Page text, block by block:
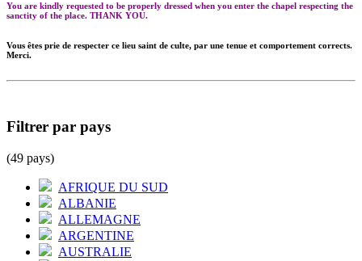
You are kindly requested to be properly dressed when you enter the chapel respecting the
sanctity of the place. THANK YOU.
Vous êtes prie de respecter ce lieu saint de culte, par une tenue et comportement corrects.
Merci.
Filtrer par pays
(49 pays)
AFRIQUE DU SUD
ALBANIE
ALLEMAGNE
ARGENTINE
AUSTRALIE